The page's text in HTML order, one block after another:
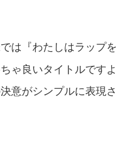
は『わたしはラップ
ゃ良いタイトルです
意がシンプルに表現さ